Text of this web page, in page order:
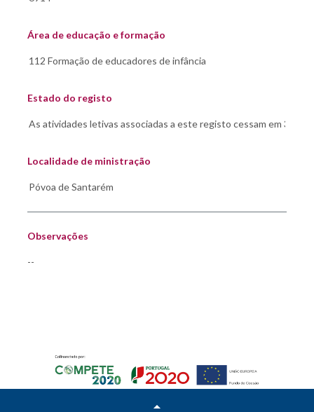
Área de educação e formação
Estado do registo
Localidade de ministração
Observações
--